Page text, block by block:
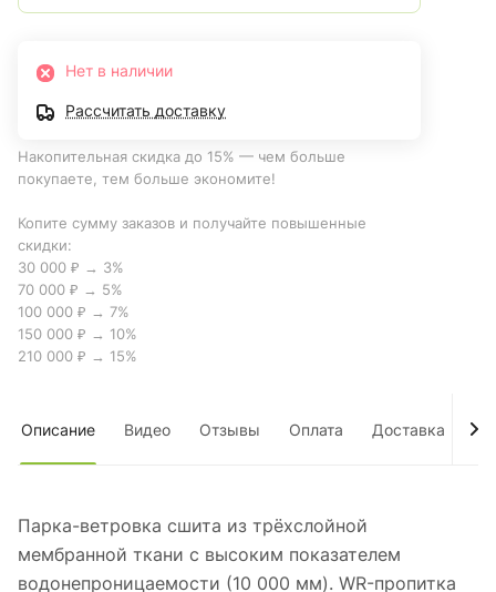
Нет в наличии
Рассчитать доставку
Накопительная скидка до 15% — чем больше
покупаете, тем больше экономите!
Копите сумму заказов и получайте повышенные
скидки:
30 000 ₽ → 3%
70 000 ₽ → 5%
100 000 ₽ → 7%
150 000 ₽ → 10%
210 000 ₽ → 15%
Описание Видео Отзывы Оплата Доставка
Парка-ветровка сшита из трёхслойной
мембранной ткани с высоким показателем
водонепроницаемости (10 000 мм). WR-пропитка